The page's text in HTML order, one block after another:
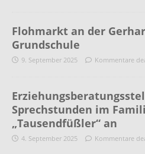
Flohmarkt an der
Grundschule
9. September 2025 Kommentare
Sprechstunden im
„Tausendfüßler“ an
4. September 2025 Kommentare